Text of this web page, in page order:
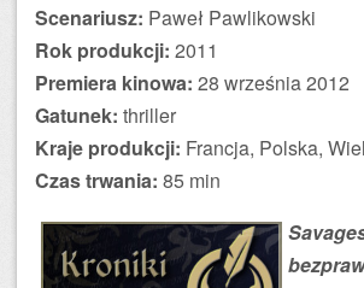
Scenariusz: Paweł Pawlikowski
Rok produkcji: 2011
Premiera kinowa: 28 września 2012
Gatunek: thriller
Kraje produkcji: Francja, Polska,
Czas trwania: 85 min